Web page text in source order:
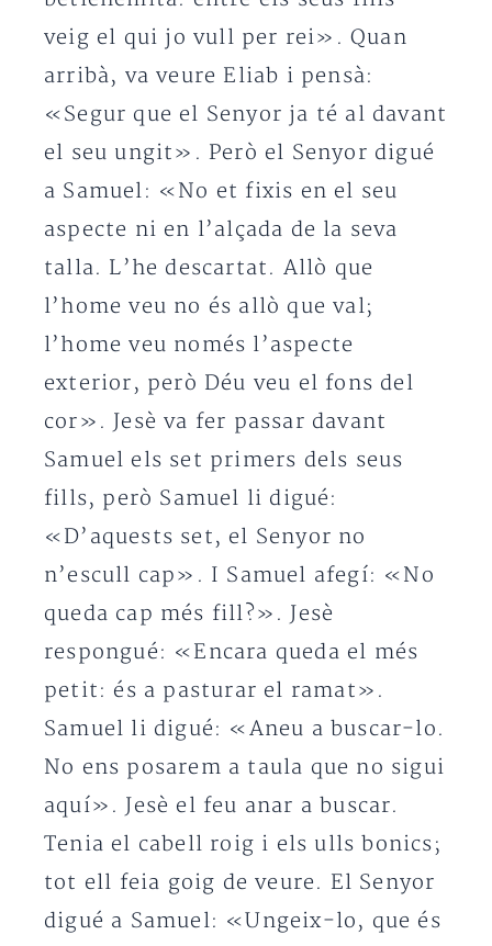
veig el qui jo vull per rei». Quan
arribà, va veure Eliab i pensà:
«Segur que el Senyor ja té al davant
el seu ungit». Però el Senyor digué
a Samuel: «No et fixis en el seu
aspecte ni en l’alçada de la seva
talla. L’he descartat. Allò que
l’home veu no és allò que val;
l’home veu només l’aspecte
exterior, però Déu veu el fons del
cor». Jesè va fer passar davant
Samuel els set primers dels seus
fills, però Samuel li digué:
«D’aquests set, el Senyor no
n’escull cap». I Samuel afegí: «No
queda cap més fill?». Jesè
respongué: «Encara queda el més
petit: és a pasturar el ramat».
Samuel li digué: «Aneu a buscar-lo.
No ens posarem a taula que no sigui
aquí». Jesè el feu anar a buscar.
Tenia el cabell roig i els ulls bonics;
tot ell feia goig de veure. El Senyor
digué a Samuel: «Ungeix-lo, que és